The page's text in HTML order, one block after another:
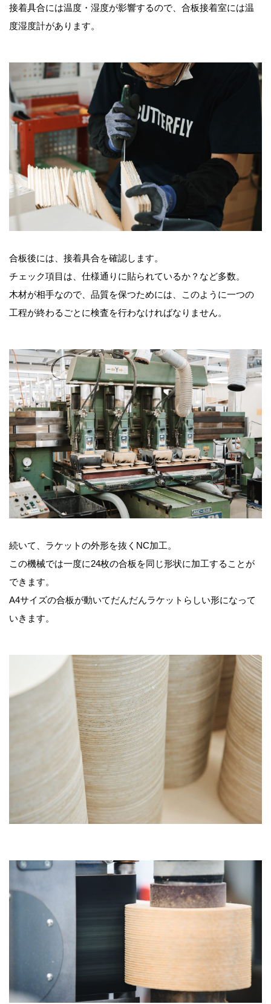
接着具合には温度・湿度が影響するので、合板接着室には温
度湿度計があります。
合板後には、接着具合を確認します。
チェック項目は、仕様通りに貼られているか？など多数。
木材が相手なので、品質を保つためには、このように一つの
工程が終わるごとに検査を行わなければなりません。
続いて、ラケットの外形を抜くNC加工。
この機械では一度に24枚の合板を同じ形状に加工することが
できます。
A4サイズの合板が動いてだんだんラケットらしい形になって
いきます。